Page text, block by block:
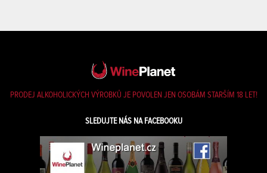
PRODEJ ALKOHOLICKÝCH VÝROBKŮ JE POVOLEN JEN OSOBÁM STARŠÍM 18 LET!
SLEDUJTE NÁS NA FACEBOOKU